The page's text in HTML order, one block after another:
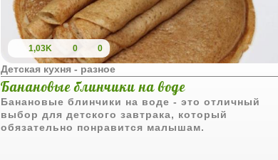
1,03K 0 0
Детская кухня - разное
Банановые блинчики на воде
Банановые блинчики на воде - это отличный
выбор для детского завтрака, который
обязательно понравится малышам.